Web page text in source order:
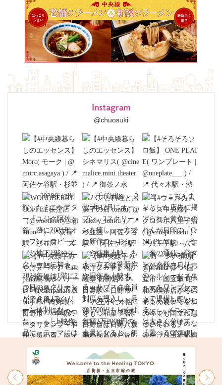
Instagram
@chuosuki